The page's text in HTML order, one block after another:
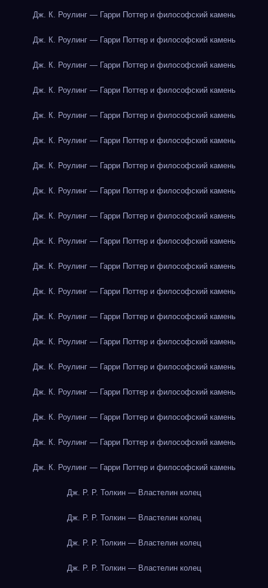
Дж. К. Роулинг — Гарри Поттер и философский камень
Дж. К. Роулинг — Гарри Поттер и философский камень
Дж. К. Роулинг — Гарри Поттер и философский камень
Дж. К. Роулинг — Гарри Поттер и философский камень
Дж. К. Роулинг — Гарри Поттер и философский камень
Дж. К. Роулинг — Гарри Поттер и философский камень
Дж. К. Роулинг — Гарри Поттер и философский камень
Дж. К. Роулинг — Гарри Поттер и философский камень
Дж. К. Роулинг — Гарри Поттер и философский камень
Дж. К. Роулинг — Гарри Поттер и философский камень
Дж. К. Роулинг — Гарри Поттер и философский камень
Дж. К. Роулинг — Гарри Поттер и философский камень
Дж. К. Роулинг — Гарри Поттер и философский камень
Дж. К. Роулинг — Гарри Поттер и философский камень
Дж. К. Роулинг — Гарри Поттер и философский камень
Дж. К. Роулинг — Гарри Поттер и философский камень
Дж. К. Роулинг — Гарри Поттер и философский камень
Дж. К. Роулинг — Гарри Поттер и философский камень
Дж. К. Роулинг — Гарри Поттер и философский камень
Дж. Р. Р. Толкин — Властелин колец
Дж. Р. Р. Толкин — Властелин колец
Дж. Р. Р. Толкин — Властелин колец
Дж. Р. Р. Толкин — Властелин колец